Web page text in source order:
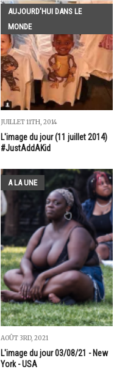
AUJOURD'HUI DANS LE
MONDE
JUILLET 11TH, 2014
L'image du jour (11 juillet 2014)
#JustAddAKid
A LA UNE
AOÛT 3RD, 2021
L'image du jour 03/08/21 - New
York - USA